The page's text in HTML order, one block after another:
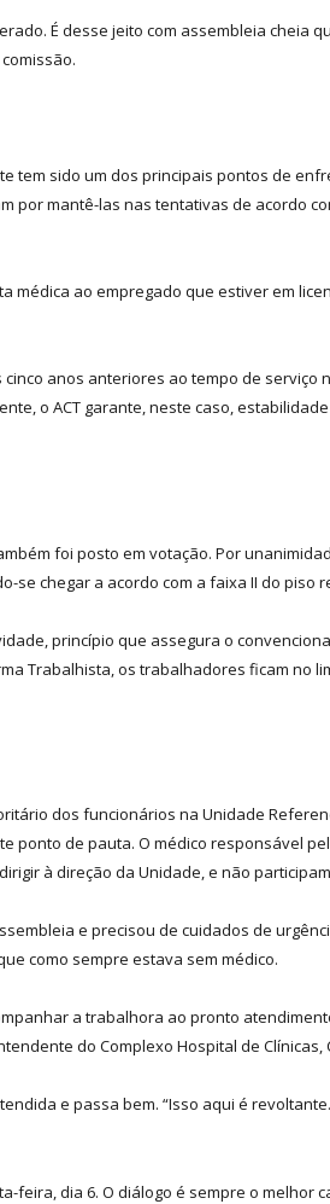
É desse jeito com assembleia cheia
tem sido um dos principais pontos de
por mantê-las nas tentativas de acordo
médica ao empregado que estiver em
anos anteriores ao tempo de serviço
o ACT garante, neste caso,
foi posto em votação. Por
chegar a acordo com a faixa II do piso
princípio que assegura o
Trabalhista, os trabalhadores ficam no
dos funcionários na Unidade
de pauta. O médico responsável
à direção da Unidade, e não
e precisou de cuidados de
como sempre estava sem médico.
a trabalhora ao pronto
do Complexo Hospital de Clínicas,
e passa bem. “Isso aqui é
feira, dia 6. O diálogo é sempre o melhor